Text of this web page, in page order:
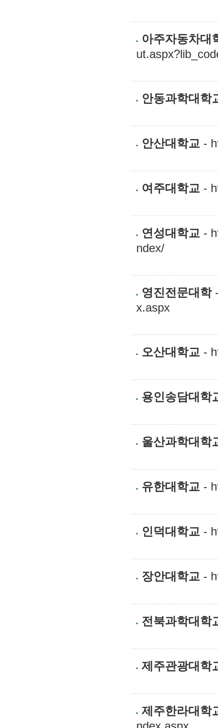
아주자동차대
안동과학대학
안산대학교 -
여주대학교 -
연성대학교 -
ndex/
영진전문대학-
x.aspx
오산대학교 -
용인송담대학
울산과학대학
유한대학교 -
인덕대학교 -
장안대학교 -
전북과학대학
제주관광대학
제주한라대학